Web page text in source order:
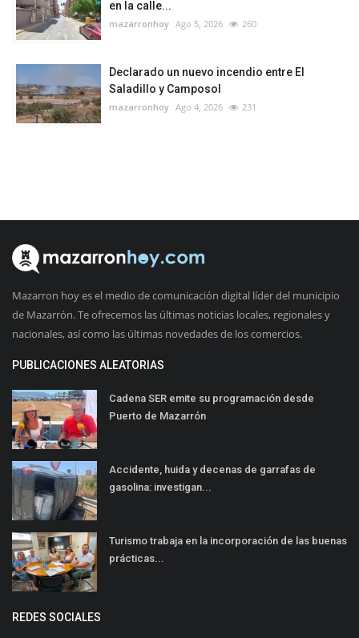
en la calle...
mazarronhoy Ago 5, 2026 260
Declarado un nuevo incendio entre El
Saladillo y Camposol
mazarronhoy Ago 4, 2026 231
Mazarron hoy es el medio de comunicación digital líder del municipio
de Mazarrón. Te ofrecemos las últimas noticias locales, regionales y
nacionales, así como las últimas novedades de los comercios.
PUBLICACIONES ALEATORIAS
Cadena SER emite su programación desde
Puerto de Mazarrón
Accidente, huida y decenas de garrafas de
gasolina: investigan...
Turismo trabaja en la incorporación de las buenas
prácticas...
REDES SOCIALES